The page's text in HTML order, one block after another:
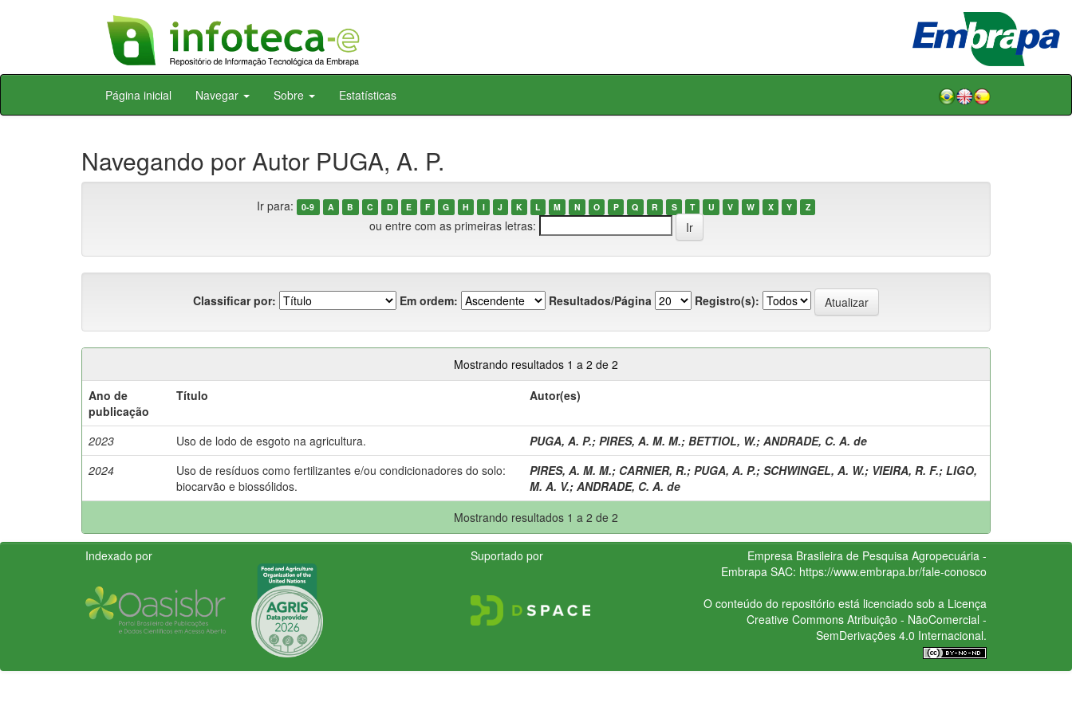
Skip
Página inicial Navegar Sobre Estatísticas
Navegando por Autor PUGA, A. P.
Ir para: 0-9 A B C D E F G H I J K L M N O P Q R S T U V W X Y Z
ou entre com as primeiras letras:
Classificar por: Em ordem: Resultados/Página Registro(s):
Mostrando resultados 1 a 2 de 2
Ano de
publicação
Título Autor(es)
2023 Uso de lodo de esgoto na agricultura. PUGA, A. P.; PIRES, A. M. M.; BETTIOL, W.; ANDRADE, C. A. de
2024
Uso de resíduos como fertilizantes e/ou condicionadores do solo:
biocarvão e biossólidos.
PIRES, A. M. M.; CARNIER, R.; PUGA, A. P.; SCHWINGEL, A. W.; VIEIRA, R. F.; LIGO,
M. A. V.; ANDRADE, C. A. de
Mostrando resultados 1 a 2 de 2
Indexado por Suportado por
Empresa Brasileira de Pesquisa Agropecuária -
Embrapa SAC: https://www.embrapa.br/fale-conosco
O conteúdo do repositório está licenciado sob a Licença
Creative CommonsAtribuição - NãoComercial -
SemDerivações 4.0 Internacional.